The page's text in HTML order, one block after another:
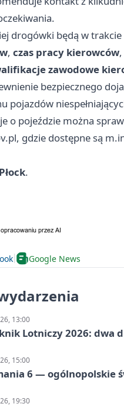
drogówki będą w
, czas pracy kierowców,
zawodowe
bezpiecznego
pojazdów
o pojeździe można
gdzie dostępne są
.
Google News
13:00
Lotniczy 2026: dwa
15:00
6 — ogólnopolskie
19:30